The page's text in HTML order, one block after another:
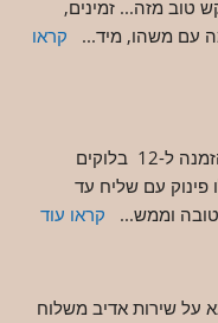
עם משהו, מיד...
טובה וממש... קראו עוד